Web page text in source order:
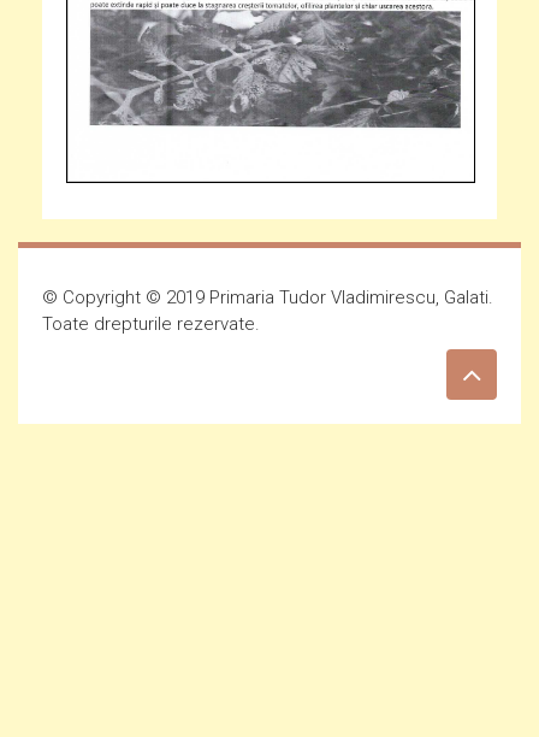
© Copyright © 2019 Primaria Tudor Vladimirescu, Galati.
Toate drepturile rezervate.